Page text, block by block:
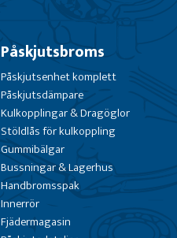
Påskjutsbroms
Påskjutsenhet komplett
Påskjutsdämpare
Kulkopplingar & Dragöglor
Stöldlås för kulkoppling
Gummibälgar
Bussningar & Lagerhus
Handbromsspak
Innerrör
Fjädermagasin